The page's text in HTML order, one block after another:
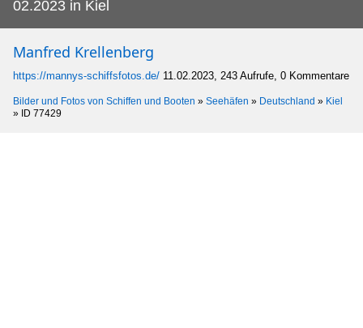
02.2023 in Kiel
Manfred Krellenberg
https://mannys-schiffsfotos.de/ 11.02.2023, 243 Aufrufe, 0 Kommentare
Bilder und Fotos von Schiffen und Booten » Seehäfen » Deutschland » Kiel
» ID 77429